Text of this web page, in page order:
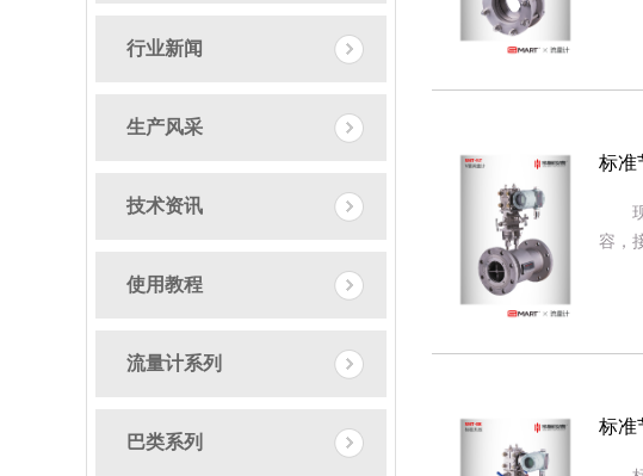
标准
容，
标准
行业新闻
生产风采
技术资讯
使用教程
流量计系列
巴类系列